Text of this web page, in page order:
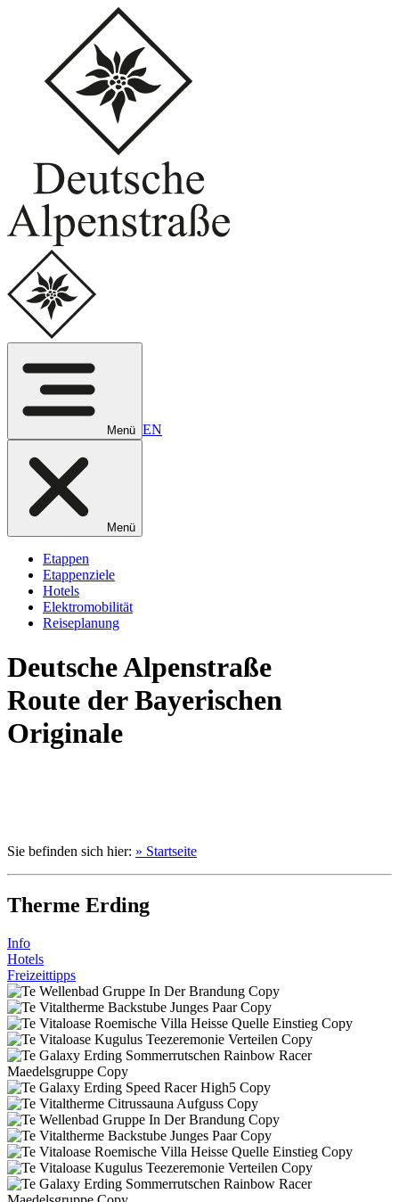
Menü EN
Menü
Etappen
Etappenziele
Hotels
Elektromobilität
Reiseplanung
DeutscheAlpenstraße
Route der Bayerischen
Originale
Sie befinden sich hier: » Startseite
Therme Erding
Info
Hotels
Freizeittipps